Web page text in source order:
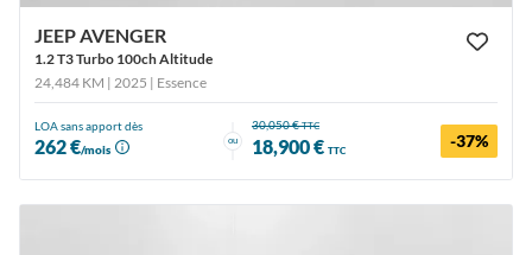
JEEP AVENGER
1.2 T3 Turbo 100ch Altitude
24,484 KM | 2025 | Essence
LOA sans apport dès
262 €/mois
ou
30,050 €TTC
18,900 € TTC -37%